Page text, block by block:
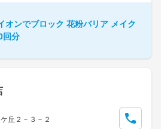
オンでブロック 花粉バリア メイク
回分
丘２－３－２